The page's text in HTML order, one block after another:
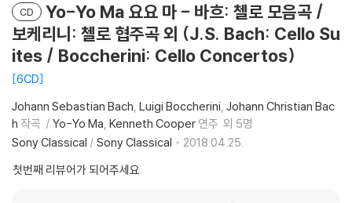
CD
Yo-Yo Ma 요요 마 - 바흐: 첼로 모음곡 /
보케리니: 첼로 협주곡 외 (J.S. Bach: Cello Su
ites / Boccherini: Cello Concertos)
6CD
Johann Sebastian Bach Luigi Boccherini Johann Christian Bac
h 작곡 Yo-Yo Ma Kenneth Cooper 연주 외 5명
Sony Classical / Sony Classical
2018.04.25.
첫번째 리뷰어가 되어주세요